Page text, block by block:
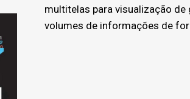
multitelas para visualização de
volumes de informações de